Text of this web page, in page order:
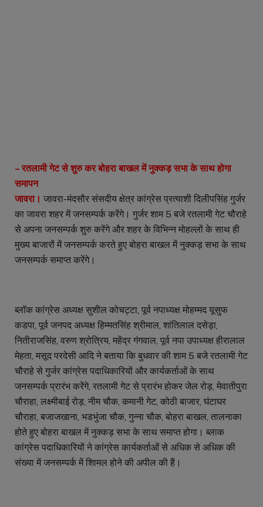
– रतलामी गेट से शुरु कर बोहरा बाखल में नुक्कड़ सभा के साथ होगा
समापन
जावरा। जावरा-मंदसौर संसदीय क्षेत्र कांग्रेस प्रत्याशी दिलीपसिंह गुर्जर
का जावरा शहर में जनसम्पर्क करेंगे। गुर्जर शाम 5 बजे रतलामी गेट चौराहे
से अपना जनसम्पर्क शुरु करेंगे और शहर के विभिन्न मोहल्लों के साथ ही
मुख्य बाजारों में जनसम्पर्क करते हुए बोहरा बाखल में नुक्कड़ सभा के साथ
जनसम्पर्क समाप्त करेंगे।
ब्लॉक कांग्रेस अध्यक्ष सुशील कोचट्टा, पूर्व नपाध्यक्ष मोहम्मद यूसुफ
कडपा, पूर्व जनपद अध्यक्ष हिम्मतसिंह श्रीमाल, शांतिलाल दसेड़ा,
नितीराजसिंह, वरुण श्रोत्रिय, महेंद्र गंगवाल, पूर्व नपा उपाध्यक्ष हीरालाल
मेहता, मसूद परदेसी आदि ने बताया कि बुधवार की शाम 5 बजे रतलामी गेट
चौराहे से गुर्जर कांग्रेस पदाधिकारियों और कार्यकर्ताओं के साथ
जनसम्पर्क प्रारंभ करेंगे, रतलामी गेट से प्रारंभ होकर जेल रोड़, मेवातीपुरा
चौराहा, लक्ष्मीबाई रोड़, नीम चौक, कमानी गेट, कोठी बाजार, घंटाघर
चौराहा, बजाजखाना, भडभुंजा चौक, गुन्ना चौक, बोहरा बाखल, तालनाका
होते हुए बोहरा बाखल में नुक्कड़ सभा के साथ समाप्त होगा। ब्लाक
कांग्रेस पदाधिकारियों ने कांग्रेस कार्यकर्ताओं से अधिक से अधिक की
संख्या में जनसम्पर्क में शािमल होने की अपील की हैं।